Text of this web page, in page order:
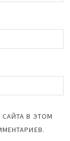
САЙТА В ЭТОМ